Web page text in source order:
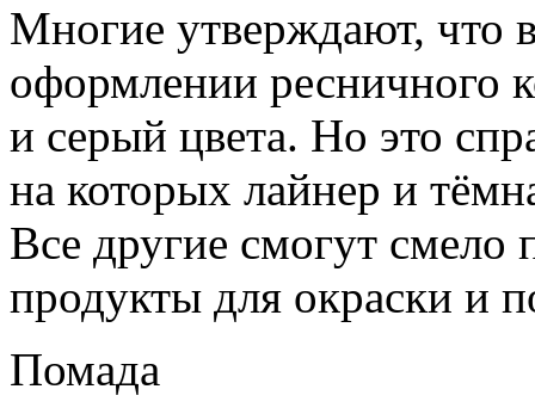
Многие утверждают, что
оформлении ресничного
и серый цвета. Но это
на которых лайнер и
Все другие смогут смело
продукты для окраски и
Помада